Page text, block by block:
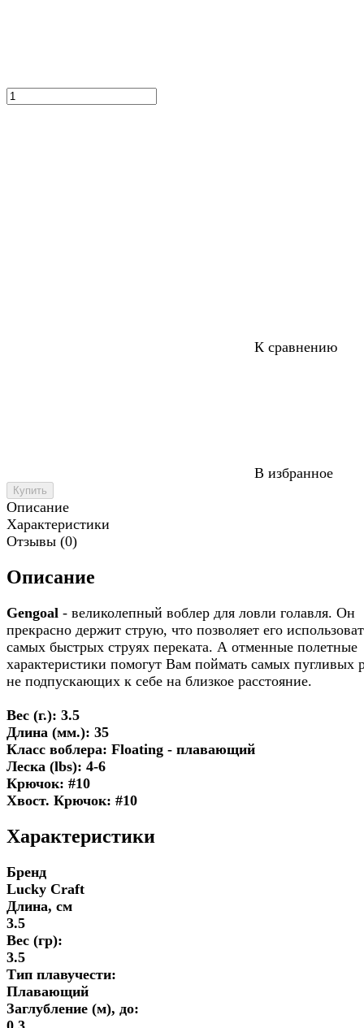
К сравнению
В избранное
Купить
Описание
Характеристики
Отзывы (0)
Описание
Gengoal - великолепный воблер для ловли голавля. Он
прекрасно держит струю, что позволяет его
самых быстрых струях переката. А отменные полетные
характеристики помогут Вам поймать самых пугливых
не подпускающих к себе на близкое расстояние.
Вес (г.): 3.5
Длина (мм.): 35
Класс воблера: Floating - плавающий
Леска (lbs): 4-6
Крючок: #10
Хвост. Крючок: #10
Характеристики
Бренд
Lucky Craft
Длина, см
3.5
Вес (гр):
3.5
Тип плавучести:
Плавающий
Заглубление (м), до: